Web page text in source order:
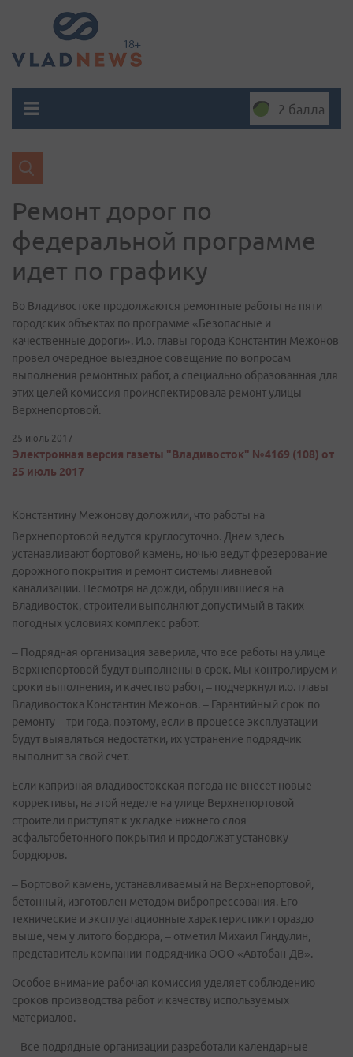
2 балла
Ремонт дорог по
федеральной программе
идет по графику
Во Владивостоке продолжаются ремонтные работы на пяти
городских объектах по программе «Безопасные и
качественные дороги». И.о. главы города Константин Межонов
провел очередное выездное совещание по вопросам
выполнения ремонтных работ, а специально образованная для
этих целей комиссия проинспектировала ремонт улицы
Верхнепортовой.
25 июль 2017
Электронная версия газеты "Владивосток" №4169 (108) от
25 июль 2017
Константину Межонову доложили, что работы на
Верхнепортовой ведутся круглосуточно. Днем здесь
устанавливают бортовой камень, ночью ведут фрезерование
дорожного покрытия и ремонт системы ливневой
канализации. Несмотря на дожди, обрушившиеся на
Владивосток, строители выполняют допустимый в таких
погодных условиях комплекс работ.
– Подрядная организация заверила, что все работы на улице
Верхнепортовой будут выполнены в срок. Мы контролируем и
сроки выполнения, и качество работ, – подчеркнул и.о. главы
Владивостока Константин Межонов. – Гарантийный срок по
ремонту – три года, поэтому, если в процессе эксплуатации
будут выявляться недостатки, их устранение подрядчик
выполнит за свой счет.
Если капризная владивостокская погода не внесет новые
коррективы, на этой неделе на улице Верхнепортовой
строители приступят к укладке нижнего слоя
асфальтобетонного покрытия и продолжат установку
бордюров.
– Бортовой камень, устанавливаемый на Верхнепортовой,
бетонный, изготовлен методом вибропрессования. Его
технические и эксплуатационные характеристики гораздо
выше, чем у литого бордюра, – отметил Михаил Гиндулин,
представитель компании-подрядчика ООО «Автобан-ДВ».
Особое внимание рабочая комиссия уделяет соблюдению
сроков производства работ и качеству используемых
материалов.
– Все подрядные организации разработали календарные